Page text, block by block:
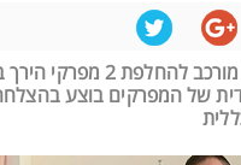
לראשונה: ניתוח מורכב
של המפרקים בוצע